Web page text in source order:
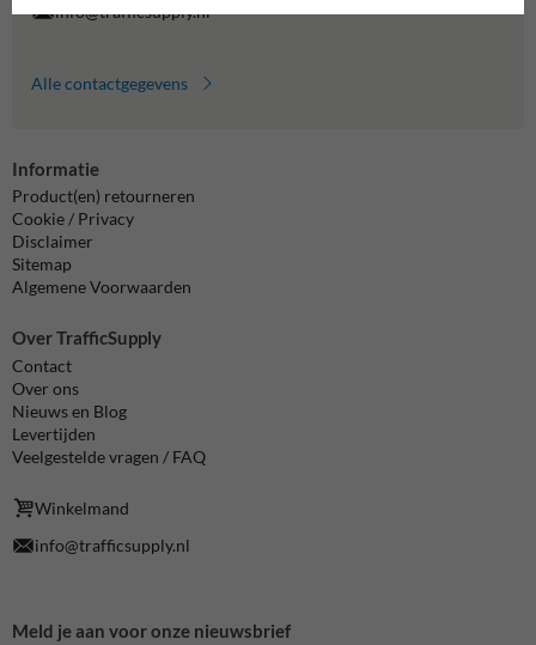
info@trafficsupply.nl
Alle contactgegevens
Informatie
Product(en) retourneren
Cookie / Privacy
Disclaimer
Sitemap
Algemene Voorwaarden
Over TrafficSupply
Contact
Over ons
Nieuws en Blog
Levertijden
Veelgestelde vragen / FAQ
Winkelmand
info@trafficsupply.nl
Meld je aan voor onze nieuwsbrief